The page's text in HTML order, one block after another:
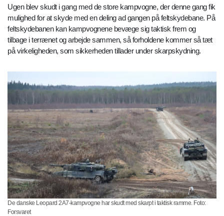
Ugen blev skudt i gang med de store kampvogne, der denne gang fik
mulighed for at skyde med en deling ad gangen på feltskydebane. På
feltskydebanen kan kampvognene bevæge sig taktisk frem og
tilbage i terrænet og arbejde sammen, så forholdene kommer så tæt
på virkeligheden, som sikkerheden tillader under skarpskydning.
De danske Leopard 2A7-kampvogne har skudt med skarpt i taktisk ramme. Foto:
Forsvaret